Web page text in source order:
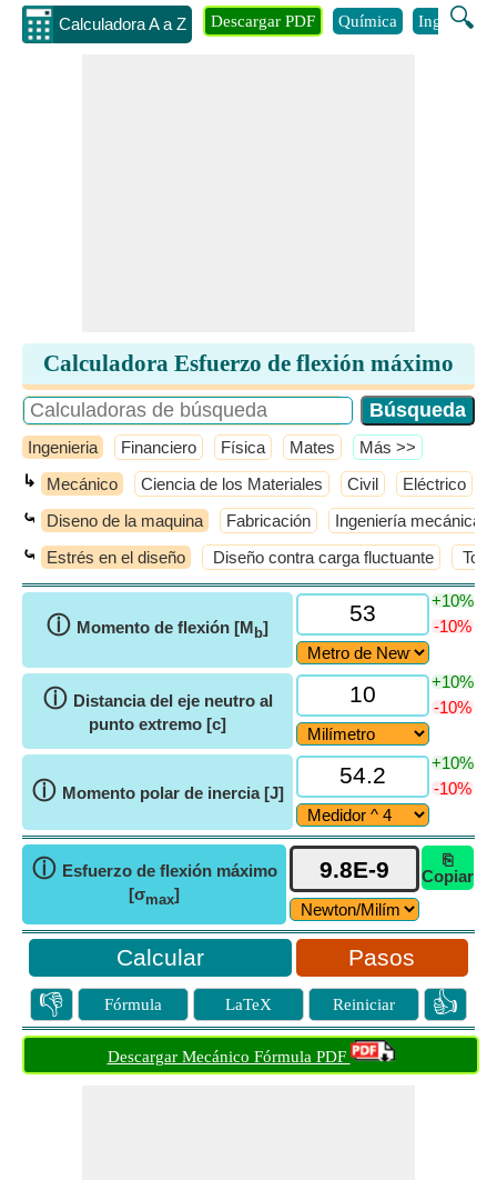
Calculadora A a Z 🔍
Descargar PDF Química Ingenieria
Calculadora Esfuerzo de flexión máximo
Ingenieria Financiero Física Mates ​Más >>
↳ Mecánico Ciencia de los Materiales Civil Eléctrico
⤿ Diseno de la maquina Fabricación Ingeniería mecánica
⤿ Estrés en el diseño Diseño contra carga fluctuante
ⓘ Momento de flexión [M b]
+10%
-10%
ⓘ Distancia del eje neutro al
punto extremo [c]
+10%
-10%
ⓘ Momento polar de inercia [J]
+10%
-10%
ⓘ Esfuerzo de flexión máximo
[σmax]
⎘
Copiar
Pasos
👎 Fórmula LaTeX Reiniciar 👍
Descargar Mecánico Fórmula PDF